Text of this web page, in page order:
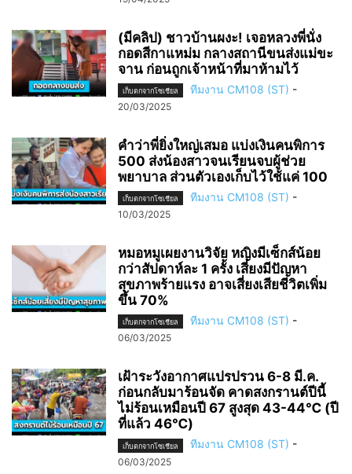
(มีคลิป) ชาวบ้านผงะ! เจอหลวงพี่นั่ง
กอดสีกาแหม่ม กลางสถานีขนส่งแม่ขะ
จาน ก่อนถูกเจ้าหน้าที่มาห้ามไว้
เก็บตกจากโซเชียล ทีมงาน CM108 (ST) -
20/03/2025
คำว่าพี่ยิ่งใหญ่เสมอ แบ่งเงินคนพิการ
500 ส่งน้องสาวจนเรียนจบผู้ช่วย
พยาบาล ส่วนตัวเองเก็บไว้ใช้แค่ 100
เก็บตกจากโซเชียล ทีมงาน CM108 (ST) -
10/03/2025
หมอหมูเผยงานวิจัย หญิงมีเซ็กส์น้อย
กว่าสัปดาห์ละ 1 ครั้ง เสี่ยงมีปัญหา
สุขภาพร้ายแรง อาจเสี่ยงเสียชีวิตเพิ่ม
ขึ้น 70%
เก็บตกจากโซเชียล ทีมงาน CM108 (ST) -
06/03/2025
เฝ้าระวังอากาศแปรปรวน 6-8 มี.ค.
ก่อนกลับมาร้อนจัด คาดสงกรานต์ปีนี้
ไม่ร้อนเหมือนปี 67 สูงสุด 43-44℃ (ปี
ที่แล้ว 46℃)
เก็บตกจากโซเชียล ทีมงาน CM108 (ST) -
06/03/2025